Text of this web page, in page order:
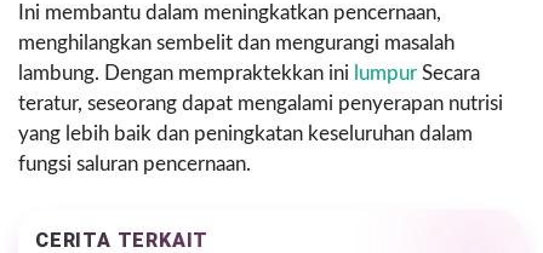
Ini membantu dalam meningkatkan pencernaan,
menghilangkan sembelit dan mengurangi masalah
lambung. Dengan mempraktekkan ini lumpur Secara
teratur, seseorang dapat mengalami penyerapan nutrisi
yang lebih baik dan peningkatan keseluruhan dalam
fungsi saluran pencernaan.
CERITA TERKAIT